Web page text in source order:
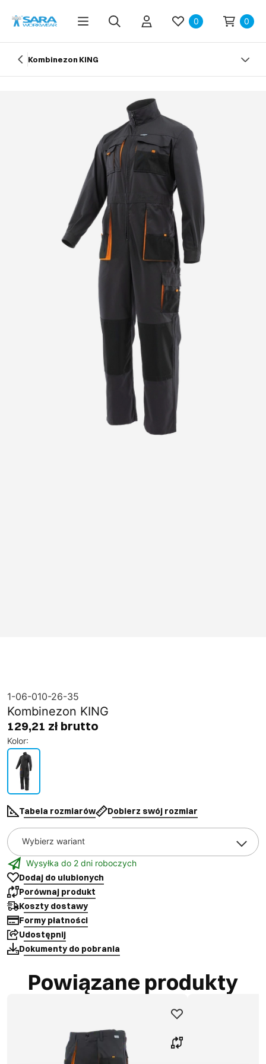
0 0
Kombinezon KING
1-06-010-26-35
Kombinezon KING
129,21 zł brutto
Kolor:
Tabela rozmiarów Dobierz swój rozmiar
Wybierz wariant
Wysyłka do 2 dni roboczych
Dodaj do ulubionych
Porównaj produkt
Koszty dostawy
Formy płatności
Udostępnij
Dokumenty do pobrania
Powiązane produkty